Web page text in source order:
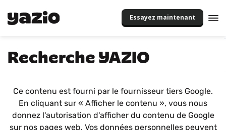
Essayez maintenant
Recherche YAZIO
Ce contenu est fourni par le fournisseur tiers Google.
En cliquant sur « Afficher le contenu », vous nous
donnez l'autorisation d'afficher du contenu de Google
sur nos pages web. Vos données personnelles peuvent